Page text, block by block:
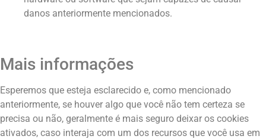
danos anteriormente mencionados.
Mais informações
Esperemos que esteja esclarecido e, como mencionado
anteriormente, se houver algo que você não tem certeza se
precisa ou não, geralmente é mais seguro deixar os cookies
ativados, caso interaja com um dos recursos que você usa em